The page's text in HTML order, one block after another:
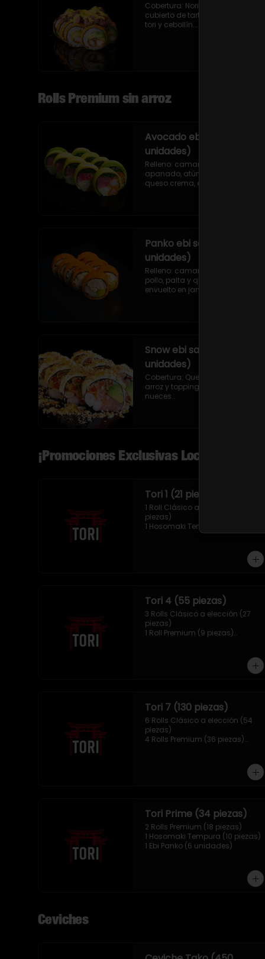
Cobertura: Nori frito en panko
cubierto de tartar de atún, salsa
tori y cebollín.
Rolls Premium sin arroz
Avocado ebi maguro (9
unidades)
Relleno: camarón ecuatoriano
apanado, atún, ciboulette y
queso crema, envuelto en palta
Panko ebi serrano (9
unidades)
Relleno: camarón ecuatoriano,
pollo, palta y queso crema,
envuelto en jamón serrano frito
Snow ebi sake (9
unidades)
Cobertura: Queso crema sin
arroz y topping de almendras y
nueces
¡Promociones Exclusivas Local!
Tori 1 (21 piezas)
1 Roll Clásico a elección (9
piezas)
1 Hosomaki Tempura (10 piezas)
1 Mix Nigiris (2 unidades)
Tori 4 (55 piezas)
3 Rolls Clásico a elección (27
piezas)
1 Roll Premium (9 piezas)
Tori 7 (130 piezas)
6 Rolls Clásico a elección (54
piezas)
4 Rolls Premium (36 piezas)
Tori Prime (34 piezas)
2 Rolls Premium (18 piezas)
1 Hosomaki Tempura (10 piezas)
1 Ebi Panko (6 unidades)
Ceviches